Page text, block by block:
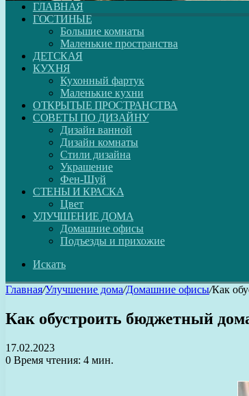
ГЛАВНАЯ
ГОСТИНЫЕ
Большие комнаты
Маленькие пространства
ДЕТСКАЯ
КУХНЯ
Кухонный фартук
Маленькие кухни
ОТКРЫТЫЕ ПРОСТРАНСТВА
СОВЕТЫ ПО ДИЗАЙНУ
Дизайн ванной
Дизайн комнаты
Стили дизайна
Украшение
Фен-Шуй
СТЕНЫ И КРАСКА
Цвет
УЛУЧШЕНИЕ ДОМА
Домашние офисы
Подъезды и прихожие
Искать
Главная/Улучшение дома/Домашние офисы/Как
Как обустроить бюджетный
17.02.2023
0 Время чтения: 4 мин.